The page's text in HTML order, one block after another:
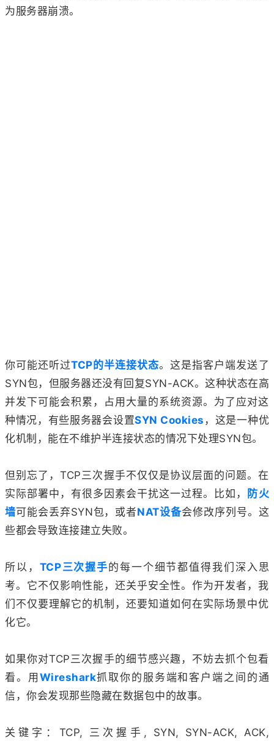
为服务器崩溃。
你可能还听过TCP的半连接状态。这是指客户端发送了
SYN包，但服务器还没有回复SYN-ACK。这种状态在高
并发下可能会积累，占用大量的系统资源。为了应对这
种情况，有些服务器会设置SYN Cookies ，这是一种优
化机制，能在不维护半连接状态的情况下处理SYN包。
但别忘了，TCP三次握手不仅仅是协议层面的问题。在
实际部署中，有很多因素会干扰这一过程。比如，
防火
墙可能会丢弃SYN包，或者NAT设备会修改序列号。这
些都会导致连接建立失败。
所以， TCP三次握手的每一个细节都值得我们深入思
考。它不仅影响性能，还关乎安全性。作为开发者，我
们不仅要理解它的机制，还要知道如何在实际场景中优
化它。
如果你对TCP三次握手的细节感兴趣，不妨去抓个包看
看。用 Wireshark抓取你的服务端和客户端之间的通
信，你会发现那些隐藏在数据包中的故事。
关键字：TCP, 三次握手, SYN, SYN-ACK, ACK,